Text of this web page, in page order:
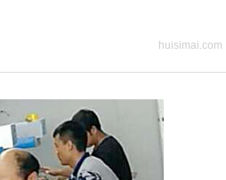
huisimai.com